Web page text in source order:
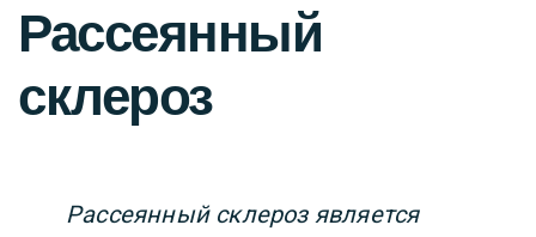
Рассеянный
склероз
Рассеянный склероз является